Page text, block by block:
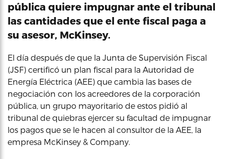
pública quiere impugnar ante el tribunal
las cantidades que el ente fiscal paga a
su asesor, McKinsey.
El día después de que la Junta de Supervisión Fiscal
(JSF) certificó un plan fiscal para la Autoridad de
Energía Eléctrica (AEE) que cambia las bases de
negociación con los acreedores de la corporación
pública, un grupo mayoritario de estos pidió al
tribunal de quiebras ejercer su facultad de impugnar
los pagos que se le hacen al consultor de la AEE, la
empresa McKinsey & Company.